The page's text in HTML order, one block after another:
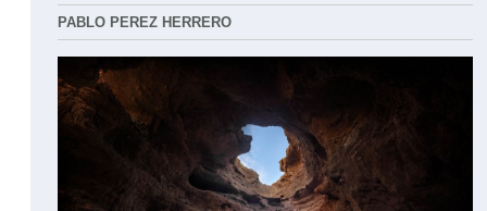
PABLO PEREZ HERRERO